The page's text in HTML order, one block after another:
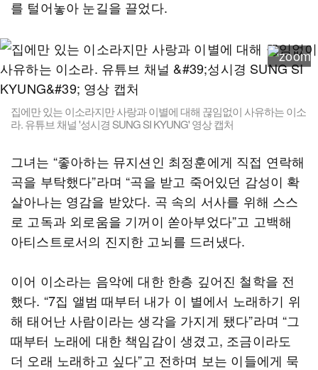
를 털어놓아 눈길을 끌었다.
집에만 있는 이소라지만 사랑과 이별에 대해 끊임없이 사유하는 이소
라. 유튜브 채널 '성시경 SUNG SI KYUNG' 영상 캡처
그녀는 “좋아하는 뮤지션인 최정훈에게 직접 연락해
곡을 부탁했다”라며 “곡을 받고 죽어있던 감성이 확
살아나는 영감을 받았다. 곡 속의 서사를 위해 스스
로 고독과 외로움을 기꺼이 쏟아부었다”고 고백해
아티스트로서의 진지한 고뇌를 드러냈다.
이어 이소라는 음악에 대한 한층 깊어진 철학을 전
했다. “7집 앨범 때부터 내가 이 별에서 노래하기 위
해 태어난 사람이라는 생각을 가지게 됐다”라며 “그
때부터 노래에 대한 책임감이 생겼고, 조금이라도
더 오래 노래하고 싶다”고 전하며 보는 이들에게 묵